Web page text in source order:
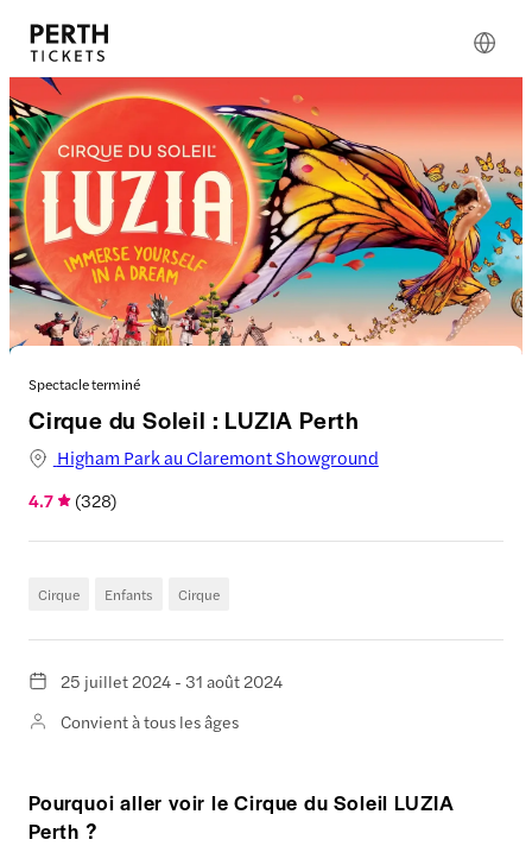
Spectacle terminé
Cirque du Soleil : LUZIA Perth
Higham Park au Claremont Showground
4.7
(328)
Cirque Enfants Cirque
25 juillet 2024 - 31 août 2024
Convient à tous les âges
Pourquoi aller voir le Cirque du Soleil LUZIA
Perth ?